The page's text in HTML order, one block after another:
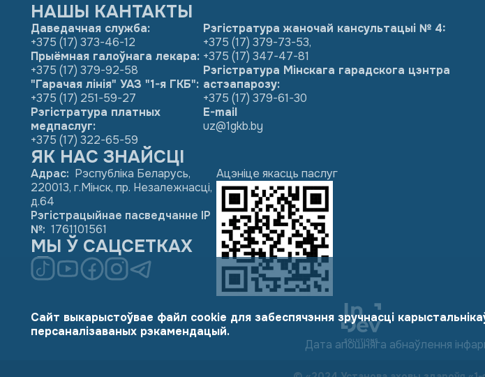
НАШЫ КАНТАКТЫ
Даведачная служба:
+375 (17) 373-46-12
Прыёмная галоўнага лекара:
+375 (17) 379-92-58
"Гарачая лінія" УАЗ "1-я ГКБ":
+375 (17) 251-59-27
Рэгістратура платных
медпаслуг:
+375 (17) 322-65-59
Рэгістратура жаночай кансультацыі № 4:
+375 (17) 379-73-53,
+375 (17) 347-47-81
Рэгістратура Мінскага гарадскога цэнтра
астэапарозу:
+375 (17) 379-61-30
E-mail
uz@1gkb.by
ЯК НАС ЗНАЙСЦІ
Адрас: Рэспубліка Беларусь,
220013, г.Мінск, пр. Незалежнасці,
д.64
Рэгістрацыйнае пасведчанне ІР
№: 1761101561
МЫ Ў САЦСЕТКАХ
Ацэніце якасць паслуг
Дата апошняга абнаўлення
Сайт выкарыстоўвае файл cookie для забеспячэння зручнасці
персаналізаваных рэкамендацый.